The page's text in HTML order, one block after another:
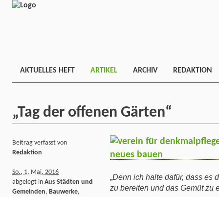
AKTUELLES HEFT ARTIKEL ARCHIV REDAKTION
„Tag der offenen Gärten“
Denn ich halte dafür, dass es
zu bereiten und das Gemüt zu
Beitrag verfasst von
Redaktion
So., 1. Mai. 2016
abgelegt in Aus Städten und
Gemeinden, Bauwerke,